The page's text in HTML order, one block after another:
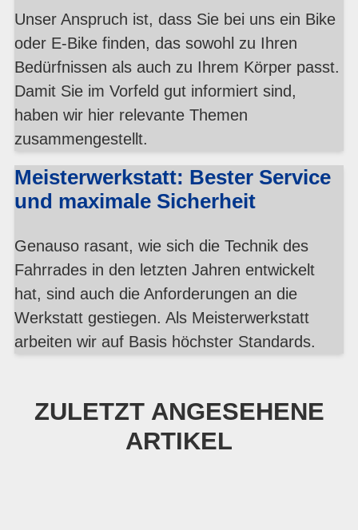
Unser Anspruch ist, dass Sie bei uns ein Bike
oder E-Bike finden, das sowohl zu Ihren
Bedürfnissen als auch zu Ihrem Körper passt.
Damit Sie im Vorfeld gut informiert sind,
haben wir hier relevante Themen
zusammengestellt.
Meisterwerkstatt: Bester Service
und maximale Sicherheit
Genauso rasant, wie sich die Technik des
Fahrrades in den letzten Jahren entwickelt
hat, sind auch die Anforderungen an die
Werkstatt gestiegen. Als Meisterwerkstatt
arbeiten wir auf Basis höchster Standards.
ZULETZT ANGESEHENE
ARTIKEL